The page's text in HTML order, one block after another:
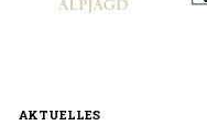
AKTUELLES